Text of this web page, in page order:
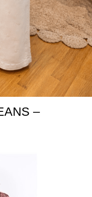
–